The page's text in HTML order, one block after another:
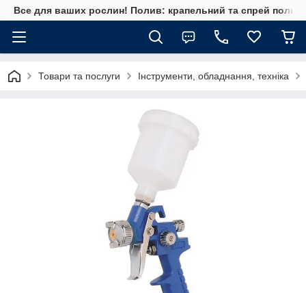
Все для ваших рослин! Полив: крапельний та спрей полив,
Товари та послуги Інструменти, обладнання, техніка